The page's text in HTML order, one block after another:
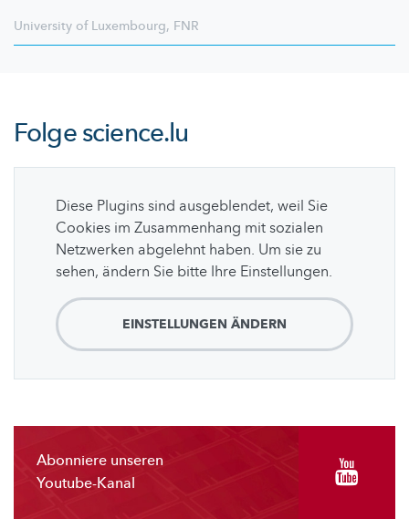
University of Luxembourg, FNR
Folgescience.lu
Diese Plugins sind ausgeblendet, weil Sie
Cookies im Zusammenhang mit sozialen
Netzwerken abgelehnt haben. Um sie zu
sehen, ändern Sie bitte Ihre Einstellungen.
EINSTELLUNGEN ÄNDERN
Abonniere unseren
Youtube-Kanal